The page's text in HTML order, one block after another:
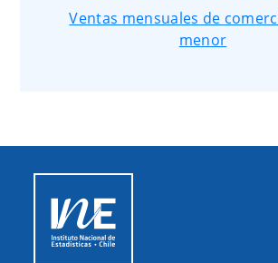
Ventas mensuales de
menor